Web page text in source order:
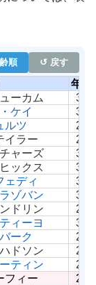
順 ↺ 戻す
年齢
ーカム
33
ケイ
31
ルツ
23
イラー
24
ャーズ
33
ックス
30
ェディ
33
ゾバン
37
ドリン
25
ィーヨ
34
ーク
27
ドソン
29
ティン
29
フィー
28